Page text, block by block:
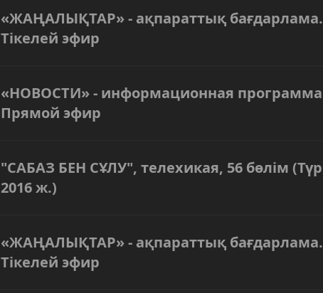
«ЖАҢАЛЫҚТАР» - ақпараттық бағдарлама.
Тікелей эфир
«НОВОСТИ» - информационная
Прямой эфир
"САБАЗ БЕН СҰЛУ", телехикая, 56 бөлім
2016 ж.)
«ЖАҢАЛЫҚТАР» - ақпараттық бағдарлама.
Тікелей эфир